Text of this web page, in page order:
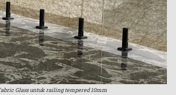
Glass untuk railing tempered 10mm